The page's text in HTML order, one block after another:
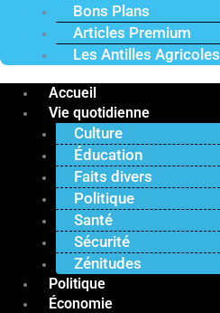
Bons Plans
Articles Premium
Les Antilles Agricoles
Accueil
Vie quotidienne
Culture
Éducation
Faits divers
Politique
Santé
Sécurité
Zénitudes
Politique
Économie